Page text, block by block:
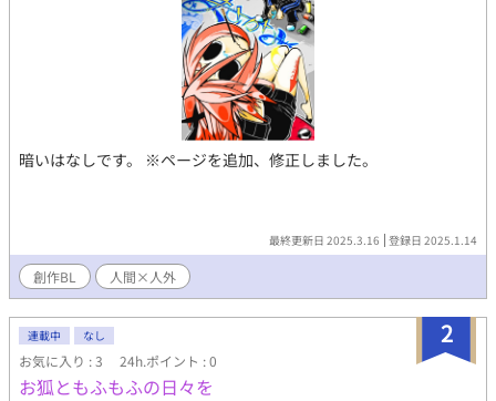
暗いはなしです。 ※ページを追加、修正しました。
最終更新日 2025.3.16 登録日 2025.1.14
創作BL 人間×人外
2
連載中 なし
お気に入り : 3 24h.ポイント : 0
お狐ともふもふの日々を